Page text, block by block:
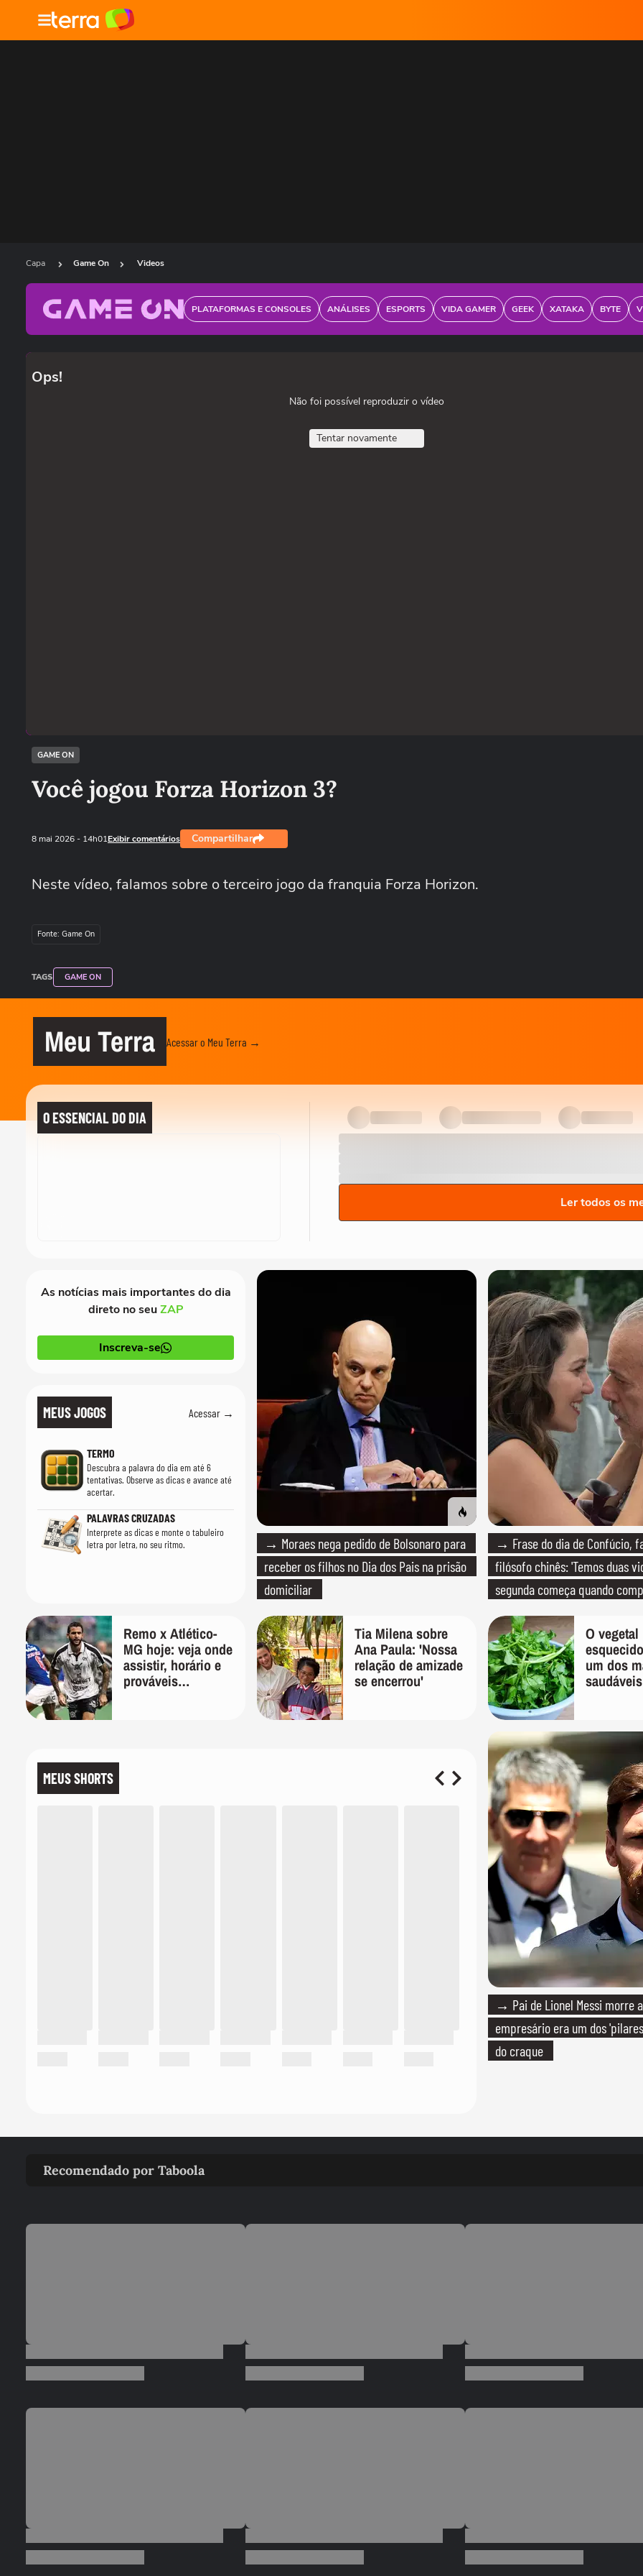
Capa Game On Videos
PLATAFORMAS E CONSOLES ANÁLISES ESPORTS VIDA GAMER GEEK XATAKA BYTE
Ops!
Não foi possível reproduzir o vídeo
Tentar novamente
GAME ON
Você jogou Forza Horizon 3?
8 mai 2026- 14h01Exibir comentários Compartilhar
Neste vídeo, falamos sobre o terceiro jogo da franquia Forza Horizon.
Fonte: Game On
TAGS GAME ON
Meu Terra Acessar o Meu Terra →
O ESSENCIAL DO DIA
Ler todos os
MEUS JOGOS Acessar →
TERMO
Descubra a palavra do dia em até 6
tentativas. Observe as dicas e avance até
acertar.
PALAVRAS CRUZADAS
Interprete as dicas e monte o tabuleiro
letra por letra, no seu ritmo.
→ Moraes nega pedido de Bolsonaro para
receber os filhos no Dia dos Pais na prisão
domiciliar
→ Frase do dia de Confúcio,
filósofo chinês: 'Temos duas
segunda começa quando
que só temos uma'
→ Pai de Lionel Messi morre
empresário era um dos
do craque
Remo x Atlético-
MG hoje: veja onde
assistir, horário e
prováveis
Tia Milena sobre
Ana Paula: 'Nossa
relação de amizade
se encerrou'
O vegetal
um dos
MEUS SHORTS
As notícias mais importantes do dia
direto no seuZAP
Inscreva-se
Recomendado por Taboola